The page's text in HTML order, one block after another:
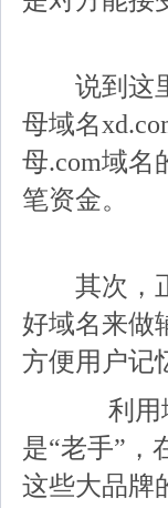
说到这里
母域名
母.com域名
笔资金。
其次，正
好域名来做
方便用户记
利用域
是“老手”，
这些大品牌